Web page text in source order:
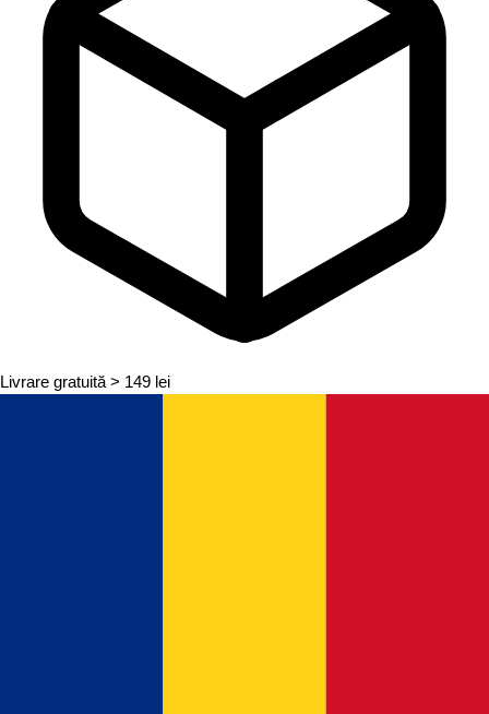
Livrare gratuită > 149 lei